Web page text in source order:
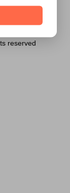
reserved